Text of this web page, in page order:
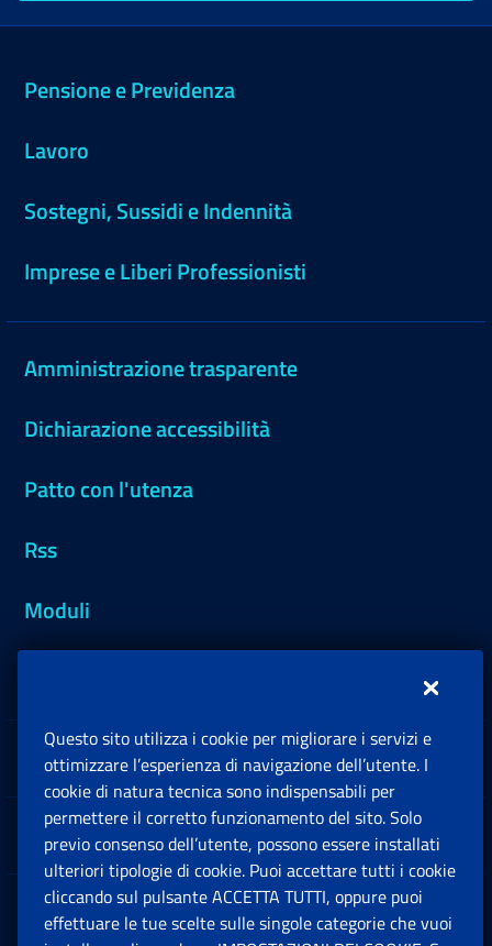
Pensione e Previdenza
Lavoro
Sostegni, Sussidi e Indennità
Imprese e Liberi Professionisti
Amministrazione trasparente
Dichiarazione accessibilità
Patto con l'utenza
Rss
Moduli
Sedi e Contatti
Software
Note Legali
Questo sito utilizza i cookie per migliorare i servizi e
ottimizzare l’esperienza di navigazione dell’utente. I
cookie di natura tecnica sono indispensabili per
permettere il corretto funzionamento del sito. Solo
previo consenso dell’utente, possono essere installati
ulteriori tipologie di cookie. Puoi accettare tutti i cookie
cliccando sul pulsante ACCETTA TUTTI, oppure puoi
effettuare le tue scelte sulle singole categorie che vuoi